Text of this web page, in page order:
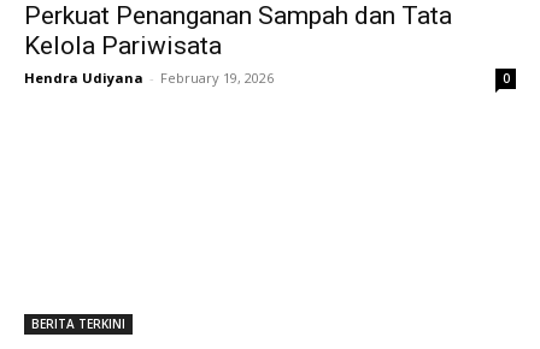
Perkuat Penanganan Sampah dan Tata
Kelola Pariwisata
Hendra Udiyana - February 19, 2026 0
BERITA TERKINI